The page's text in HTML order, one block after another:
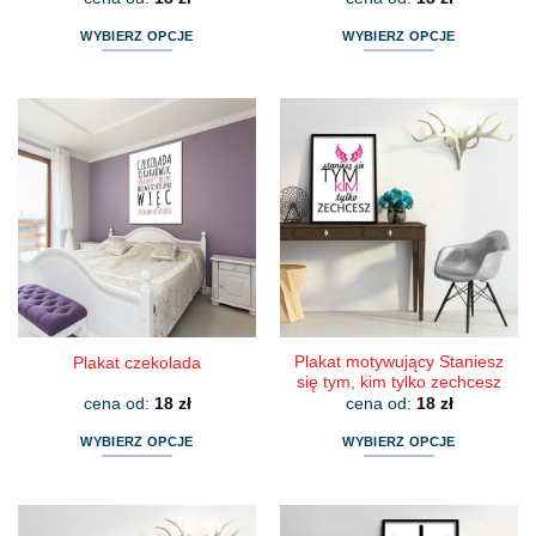
WYBIERZ OPCJE
wiele
wariantów.
Opcje
można
wybrać
na
stronie
produktu
WYBIERZ OPCJE
wiele
wariantów.
Opcje
można
wybrać
na
stronie
produktu
Plakat czekolada
cena od: 18 zł
WYBIERZ OPCJE
Plakat motywujący Staniesz
się tym, kim tylko zechcesz
cena od: 18 zł
WYBIERZ OPCJE
ma